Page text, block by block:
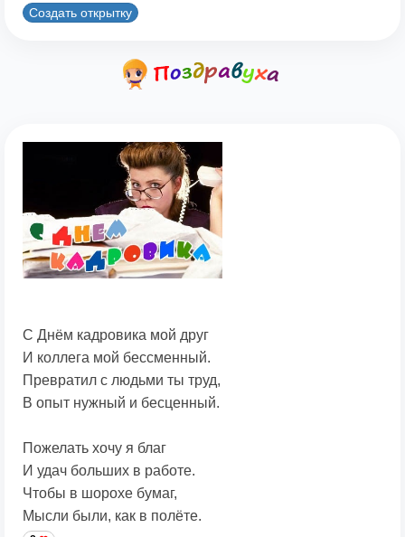
Создать открытку
С Днём кадровика мой друг
И коллега мой бессменный.
Превратил с людьми ты труд,
В опыт нужный и бесценный.
Пожелать хочу я благ
И удач больших в работе.
Чтобы в шорохе бумаг,
Мысли были, как в полёте.